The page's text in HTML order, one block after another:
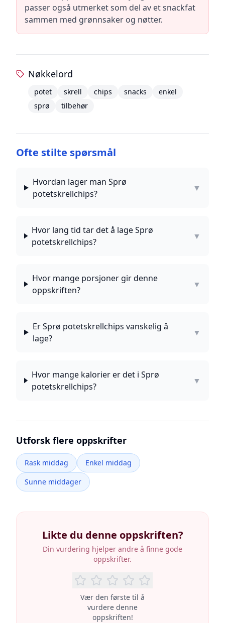
passer også utmerket som del av et snackfat
sammen med grønnsaker og nøtter.
Nøkkelord
potet skrell chips snacks
enkel
sprø
tilbehør
Ofte stilte spørsmål
Hvordan lager man Sprø
potetskrellchips?
▼
Hvor lang tid tar det å lage Sprø
potetskrellchips?
▼
Hvor mange porsjoner gir denne
oppskriften?
▼
Er Sprø potetskrellchips vanskelig å
lage?
▼
Hvor mange kalorier er det i Sprø
potetskrellchips?
▼
Utforsk flere oppskrifter
Rask middag
Enkel middag
Sunne middager
Likte du denne oppskriften?
Din vurdering hjelper andre å finne gode
oppskrifter.
Vær den første til å
vurdere denne
oppskriften!